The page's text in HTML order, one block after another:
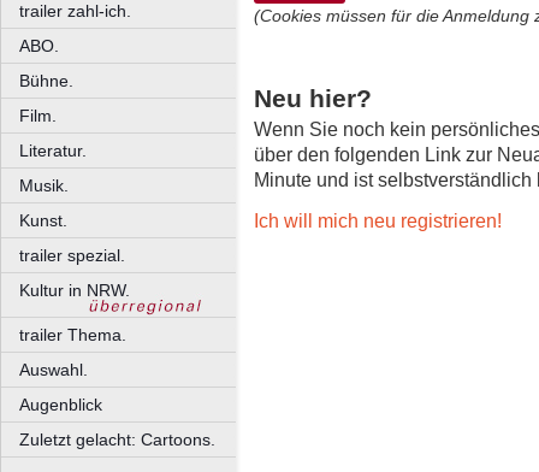
trailer zahl-ich.
ABO.
Bühne.
Film.
Literatur.
Musik.
Kunst.
trailer spezial.
Kultur in NRW.
trailer Thema.
Auswahl.
Augenblick
Zuletzt gelacht: Cartoons.
(Cookies müssen für die Anmeldung
Neu hier?
Wenn Sie noch kein
über den folgenden Link zur
Minute und ist selbstverständlich
Ich will mich neu registrieren!